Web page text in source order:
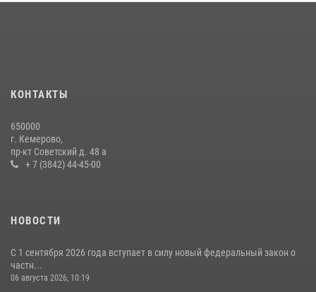
20 июля 2026, 08:52
гипермаркета товары на 13 тысяч рублей (ВИДЕО)
16 июля 2026, 06:43
КОНТАКТЫ
650000
г. Кемерово,
пр-кт Советский д. 48 а
+ 7 (3842) 44-45-00
НОВОСТИ
С 1 сентября 2026 года вступает в силу новый федеральный закон о
частн...
06 августа 2026, 10:19